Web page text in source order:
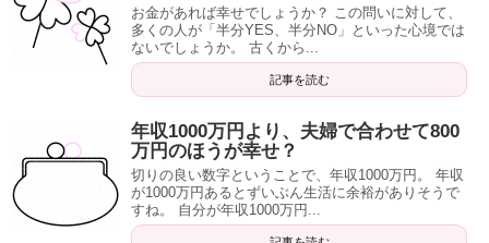
お金があれば幸せでしょうか？ この問いに対して、
多くの人が「半分YES、半分NO」といった心境では
ないでしょうか。 古くから...
記事を読む
年収1000万円より、夫婦で合わせて800
万円のほうが幸せ？
切りの良い数字ということで、年収1000万円。 年収
が1000万円あるとずいぶん生活に余裕がありそうで
すね。 自分が年収1000万円...